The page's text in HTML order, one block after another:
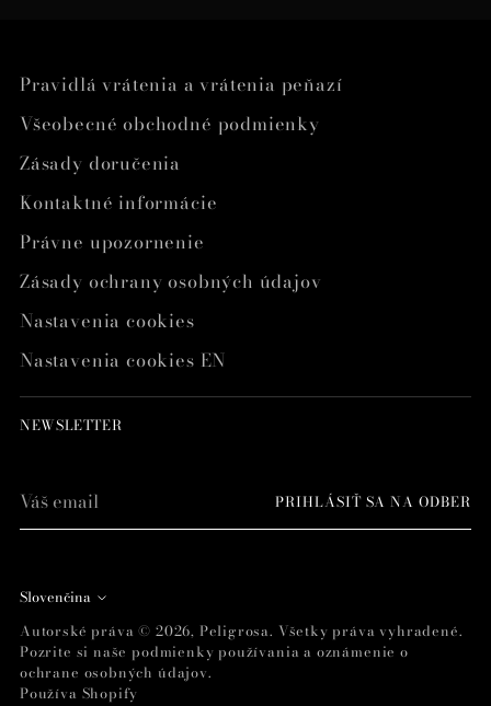
Pravidlá vrátenia a vrátenia peňazí
Všeobecné obchodné podmienky
Zásady doručenia
Kontaktné informácie
Právne upozornenie
Zásady ochrany osobných údajov
Nastavenia cookies
Nastavenia cookies EN
NEWSLETTER
email
PRIHLÁSIŤ SA NA ODBER
Jazyk
Slovenčina
Autorské práva © 2026, Peligrosa. Všetky práva vyhradené.
Pozrite si naše podmienky používania a oznámenie o
ochrane osobných údajov.
Používa Shopify